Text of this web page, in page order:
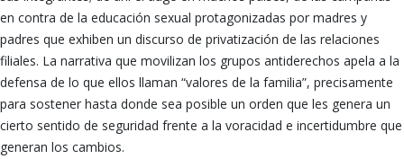
en contra de la educación sexual protagonizadas por madres y
padres que exhiben un discurso de privatización de las relaciones
filiales. La narrativa que movilizan los grupos antiderechos apela a la
defensa de lo que ellos llaman “valores de la familia”, precisamente
para sostener hasta donde sea posible un orden que les genera un
cierto sentido de seguridad frente a la voracidad e incertidumbre que
generan los cambios.